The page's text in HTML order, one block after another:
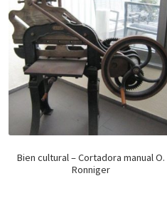
Bien cultural – Cortadora manual O.
Ronniger